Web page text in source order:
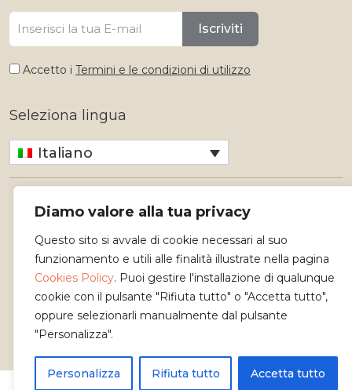
Diamo valore alla tua privacy
Questo sito si avvale di cookie necessari al suo
funzionamento e utili alle finalità illustrate nella pagina
Cookies Policy. Puoi gestire l'installazione di qualunque
cookie con il pulsante "Rifiuta tutto" o "Accetta tutto",
oppure selezionarli manualmente dal pulsante
"Personalizza".
Personalizza Rifiuta tutto Accetta tutto
Iscriviti
Accetto i Termini e le condizioni di utilizzo
Seleziona lingua
Italiano
Copyright 2026 - Osservatorio dei Mestieri d'Arte